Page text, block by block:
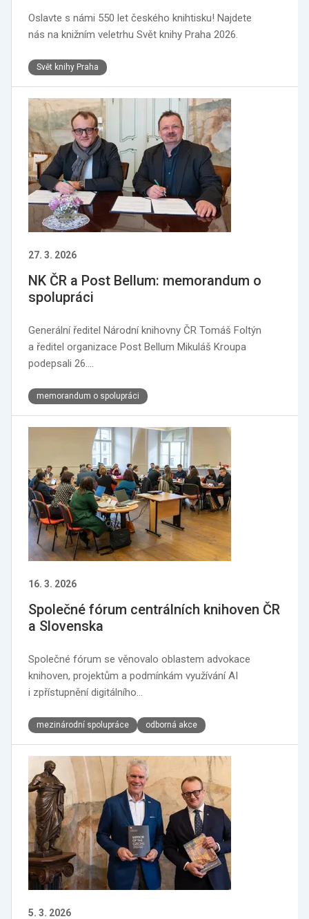
Oslavte s námi 550 let českého knihtisku! Najdete
nás na knižním veletrhu Svět knihy Praha 2026.
Svět knihy Praha
27. 3. 2026
NK ČR a Post Bellum: memorandum o
spolupráci
Generální ředitel Národní knihovny ČR Tomáš Foltýn
a ředitel organizace Post Bellum Mikuláš Kroupa
podepsali 26.…
memorandum o spolupráci
16. 3. 2026
Společné fórum centrálních knihoven ČR
a Slovenska
Společné fórum se věnovalo oblastem advokace
knihoven, projektům a podmínkám využívání AI
i zpřístupnění digitálního…
mezinárodní spolupráce odborná akce
5. 3. 2026